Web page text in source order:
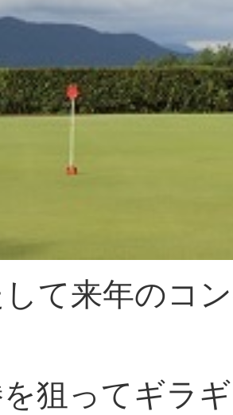
て来年のコ
狙ってギラ